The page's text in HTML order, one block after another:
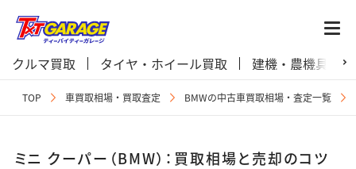
クルマ買取 タイヤ・ホイール買取 建機・農機具買取
TOP 車買取相場・買取査定 BMWの中古車買取相場・査定一覧
ミニ クーパー（BMW）：買取相場と売却のコツ